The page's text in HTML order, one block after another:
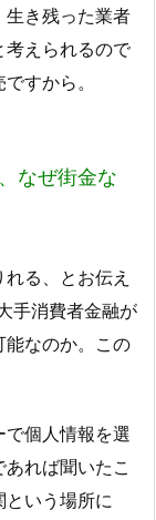
生き残った業者
考えられるので
すから。
なぜ街金な
る、とお伝え
手消費者金融が
能なのか。この
で個人情報を選
れば聞いたこ
という場所に